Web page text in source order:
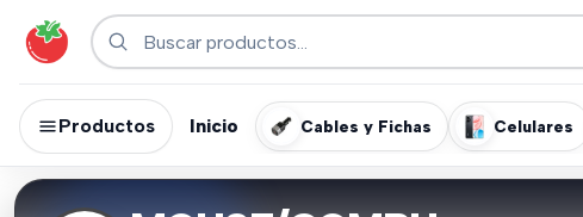
Productos Inicio Cables y Fichas Celulares